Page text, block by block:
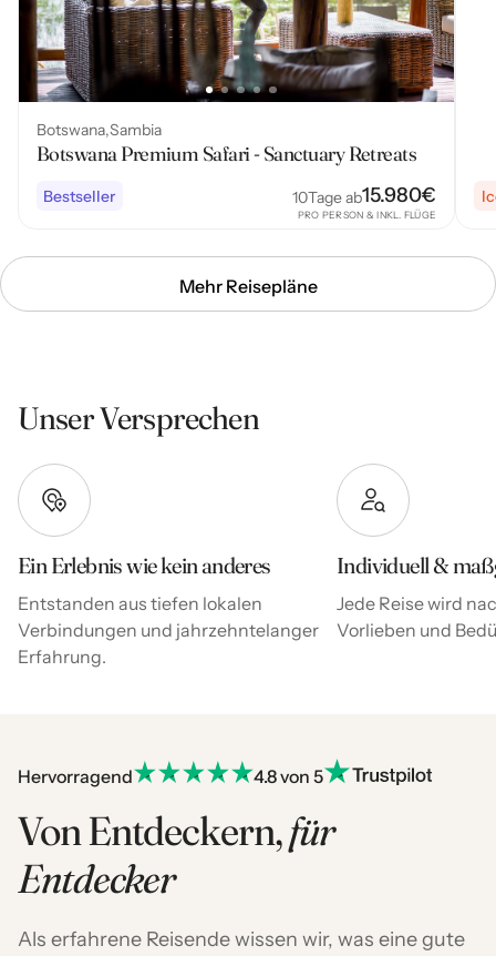
Botswana Sambia
Botswana Premium Safari - Sanctuary Retreats
Bestseller 10Tage ab15.980€
PRO PERSON & INKL. FLÜGE
Mehr Reisepläne
Unser Versprechen
Ein Erlebnis wie kein anderes
Entstanden aus tiefen lokalen
Verbindungen und jahrzehntelanger
Erfahrung.
Individuell &
Jede Reise wird
Vorlieben und
Hervorragend 4.8 von 5
Von Entdeckern,für
Entdecker
Als erfahrene Reisende wissen wir, was eine gute